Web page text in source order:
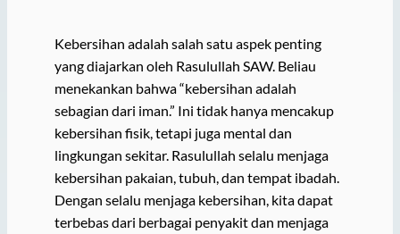
Kebersihan adalah salah satu aspek penting
yang diajarkan oleh Rasulullah SAW. Beliau
menekankan bahwa “kebersihan adalah
sebagian dari iman.” Ini tidak hanya mencakup
kebersihan fisik, tetapi juga mental dan
lingkungan sekitar. Rasulullah selalu menjaga
kebersihan pakaian, tubuh, dan tempat ibadah.
Dengan selalu menjaga kebersihan, kita dapat
terbebas dari berbagai penyakit dan menjaga